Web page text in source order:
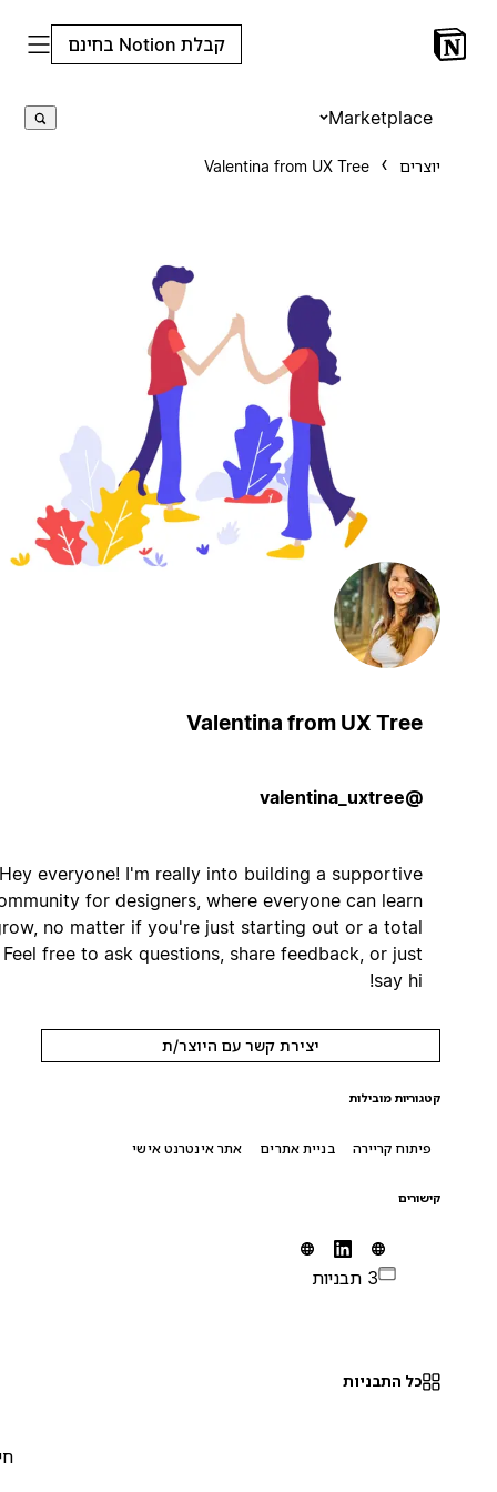
קבלת Notion בחינם
Marketplace
Valentina from UX Tree
Valentina from UX Tree
Hey everyone! I'm really into building a supportive
community for designers, where everyone can learn
and grow, no matter if you're just starting out or a total
pro! Feel free to ask questions, share feedback, or just
say hi!
יצירת קשר עם היוצר/ת
קטגוריות מובילות
פיתוח קריירה בניית אתרים אתר אינטרנט אישי
כל התבניות
0